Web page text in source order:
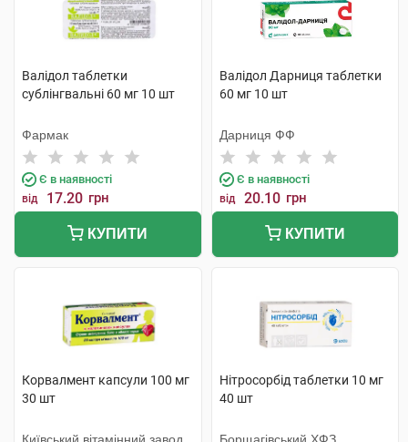
Валідол таблетки
сублінгвальні 60 мг 10 шт
Фармак
Є в наявності
від 17.20 грн
КУПИТИ
Валідол Дарниця таблетки
60 мг 10 шт
Дарниця ФФ
Є в наявності
від 20.10 грн
КУПИТИ
Корвалмент капсули 100 мг
30 шт
Нітросорбід таблетки 10 мг
40 шт